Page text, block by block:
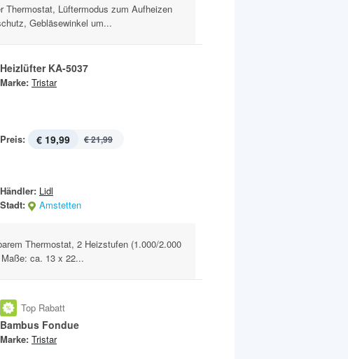
Thermostat, Lüftermodus zum Aufheizen
Gebläsewinkel um...
Heizlüfter KA-5037
Marke: Tristar
Preis: € 19,99 € 21,99
Händler: Lidl
Stadt:
Amstetten
Thermostat, 2 Heizstufen (1.000/2.000
ca. 13 x 22...
Top Rabatt
Bambus Fondue
Marke: Tristar